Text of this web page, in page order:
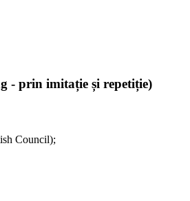
- prin imitație și repetiție)
Council);